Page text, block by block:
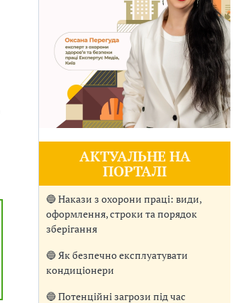
АКТУАЛЬНЕ НА
ПОРТАЛІ
🔵 Накази з охорони праці: види,
оформлення, строки та порядок
зберігання
🔵 Як безпечно експлуатувати
кондиціонери
🔵 Потенційні загрози під час